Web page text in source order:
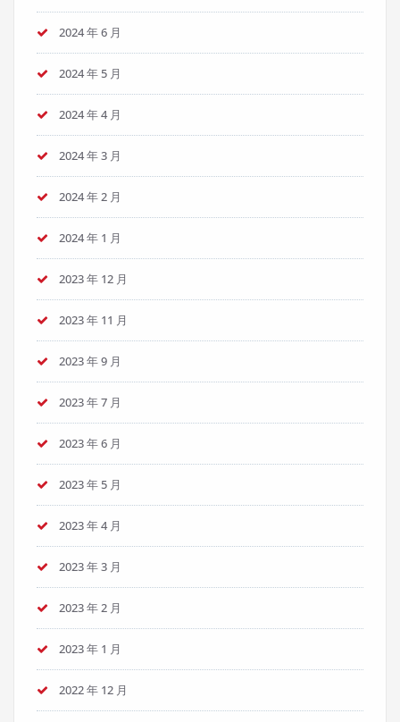
2024 年 6 月
2024 年 5 月
2024 年 4 月
2024 年 3 月
2024 年 2 月
2024 年 1 月
2023 年 12 月
2023 年 11 月
2023 年 9 月
2023 年 7 月
2023 年 6 月
2023 年 5 月
2023 年 4 月
2023 年 3 月
2023 年 2 月
2023 年 1 月
2022 年 12 月